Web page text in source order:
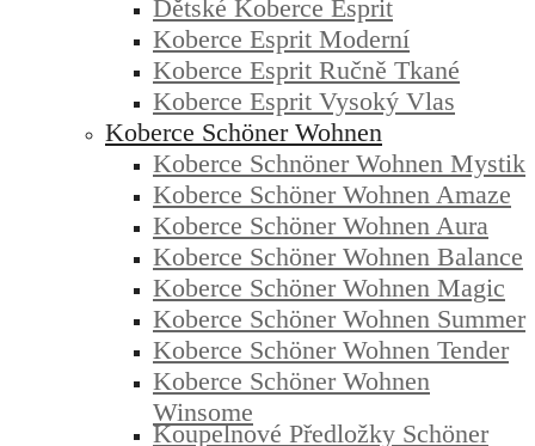
Dětské Koberce Esprit
Koberce Esprit Moderní
Koberce Esprit Ručně Tkané
Koberce Esprit Vysoký Vlas
Koberce Schöner Wohnen
Koberce Schnöner Wohnen Mystik
Koberce Schöner Wohnen Amaze
Koberce Schöner Wohnen Aura
Koberce Schöner Wohnen Balance
Koberce Schöner Wohnen Magic
Koberce Schöner Wohnen Summer
Koberce Schöner Wohnen Tender
Koberce Schöner Wohnen
Winsome
Koupelnové Předložky Schöner